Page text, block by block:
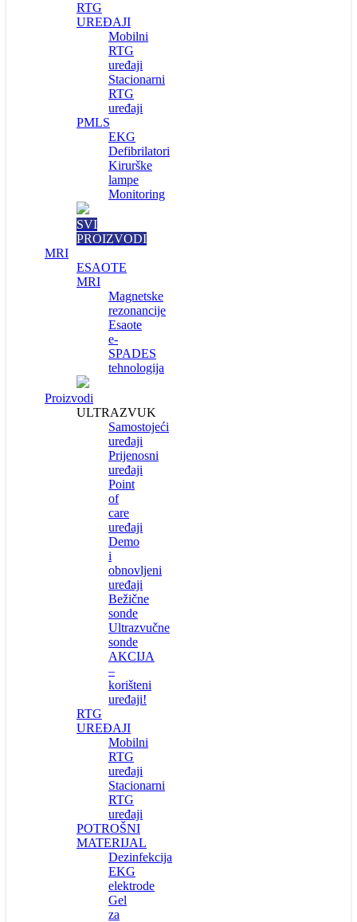
RTG
UREĐAJI
Mobilni
RTG
uređaji
Stacionarni
RTG
uređaji
PMLS
EKG
Defibrilatori
Kirurške
lampe
Monitoring
SVI
PROIZVODI
MRI
ESAOTE
MRI
Magnetske
rezonancije
Esaote
e-
SPADES
tehnologija
Proizvodi
ULTRAZVUK
Samostojeći
uređaji
Prijenosni
uređaji
Point
of
care
uređaji
Demo
i
obnovljeni
uređaji
Bežične
sonde
Ultrazvučne
sonde
AKCIJA
–
korišteni
uređaji!
RTG
UREĐAJI
Mobilni
RTG
uređaji
Stacionarni
RTG
uređaji
POTROŠNI
MATERIJAL
Dezinfekcija
EKG
elektrode
Gel
za